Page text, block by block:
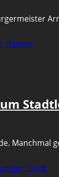
Manchmal